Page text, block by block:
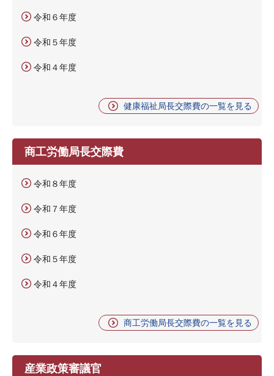
令和６年度
令和５年度
令和４年度
健康福祉局長交際費の一覧を見る
商工労働局長交際費
令和８年度
令和７年度
令和６年度
令和５年度
令和４年度
商工労働局長交際費の一覧を見る
産業政策審議官